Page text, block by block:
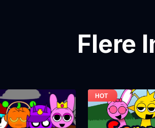
Flere